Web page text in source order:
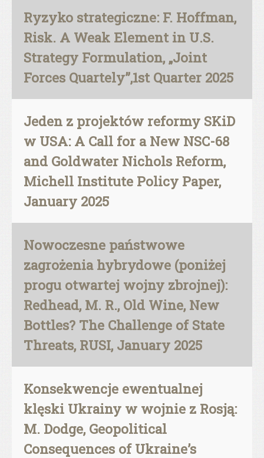
Ryzyko strategiczne: F. Hoffman,
Risk. A Weak Element in U.S.
Strategy Formulation, „Joint
Forces Quartely”,1st Quarter 2025
Jeden z projektów reformy SKiD
w USA: A Call for a New NSC-68
and Goldwater Nichols Reform,
Michell Institute Policy Paper,
January 2025
Nowoczesne państwowe
zagrożenia hybrydowe (poniżej
progu otwartej wojny zbrojnej):
Redhead, M. R., Old Wine, New
Bottles? The Challenge of State
Threats, RUSI, January 2025
Konsekwencje ewentualnej
klęski Ukrainy w wojnie z Rosją:
M. Dodge, Geopolitical
Consequences of Ukraine’s